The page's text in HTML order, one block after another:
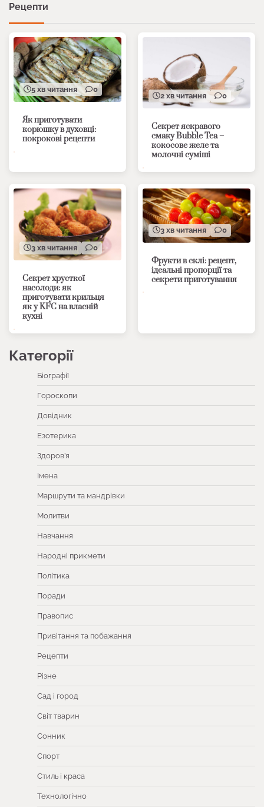
Рецепти
5 хв читання 0
Як приготувати
корюшку в духовці:
покрокові рецепти
2 хв читання 0
Секрет яскравого
смаку Bubble Tea –
кокосове желе та
молочні суміші
3 хв читання 0
Секрет хрусткої
насолоди: як
приготувати крильця
як у KFC на власній
кухні
3 хв читання 0
Фрукти в склі: рецепт,
ідеальні пропорції та
секрети приготування
Категорії
Біографії
Гороскопи
Довідник
Езотерика
Здоров’я
Імена
Маршрути та мандрівки
Молитви
Навчання
Народні прикмети
Політика
Поради
Правопис
Привітання та побажання
Рецепти
Різне
Сад і город
Світ тварин
Сонник
Спорт
Стиль і краса
Технологічно